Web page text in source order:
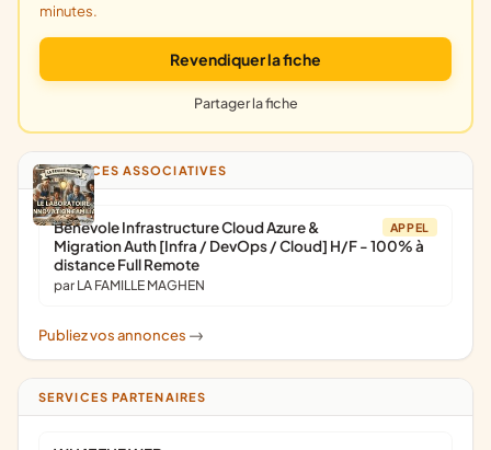
minutes.
Revendiquer la fiche
Partager la fiche
ANNONCES ASSOCIATIVES
APPEL
Bénévole Infrastructure Cloud Azure &
Migration Auth [Infra / DevOps / Cloud] H/F - 100% à
distance Full Remote
par LA FAMILLE MAGHEN
Publiez vos annonces ->
SERVICES PARTENAIRES